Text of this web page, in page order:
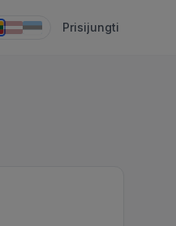
Prisijungti